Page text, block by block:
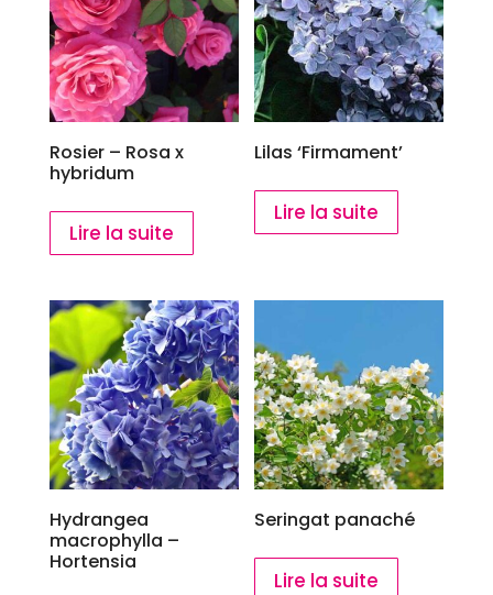
Rosier – Rosa x
hybridum
Lire la suite
Lilas ‘Firmament’
Lire la suite
Hydrangea
macrophylla –
Hortensia
Seringat panaché
Lire la suite